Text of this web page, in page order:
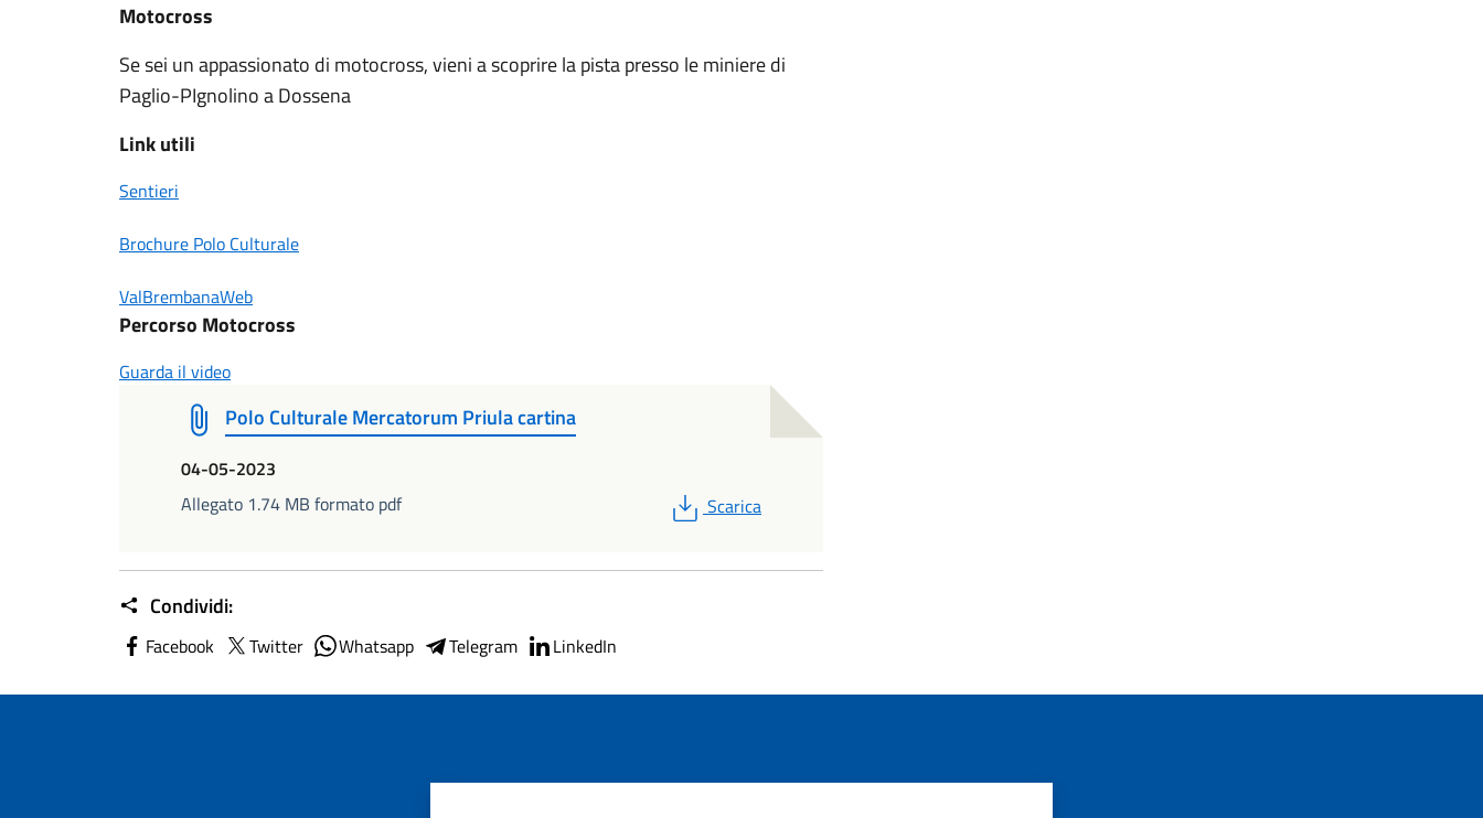
Motocross
Se sei un appassionato di motocross, vieni a scoprire la pista presso le miniere di
Paglio-PIgnolino a Dossena
Link utili
Sentieri
Brochure Polo Culturale
ValBrembanaWeb
Percorso Motocross
Guarda il video
Polo Culturale Mercatorum Priula cartina
04-05-2023
Allegato 1.74 MB formato pdf
PDF
Scarica
Condividi:
Facebook Twitter Whatsapp Telegram LinkedIn